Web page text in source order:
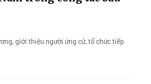
giới thiệu người ứng cử, tổ chức tiếp